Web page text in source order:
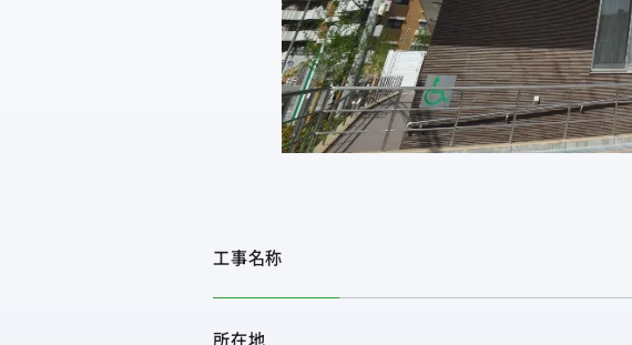
工事名称
所在地